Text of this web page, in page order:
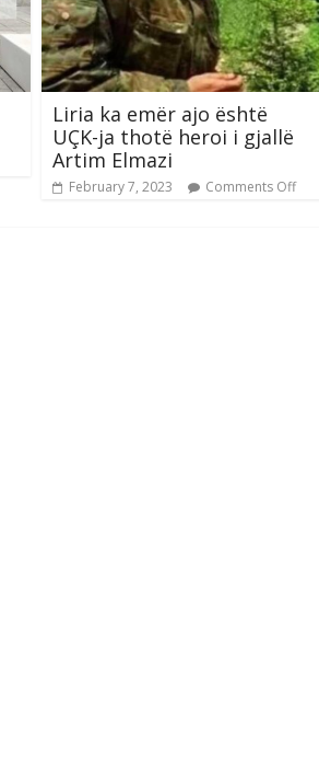
Liria ka emër ajo është
UÇK-ja thotë heroi i gjallë
Artim Elmazi
February 7, 2023 Comments Off